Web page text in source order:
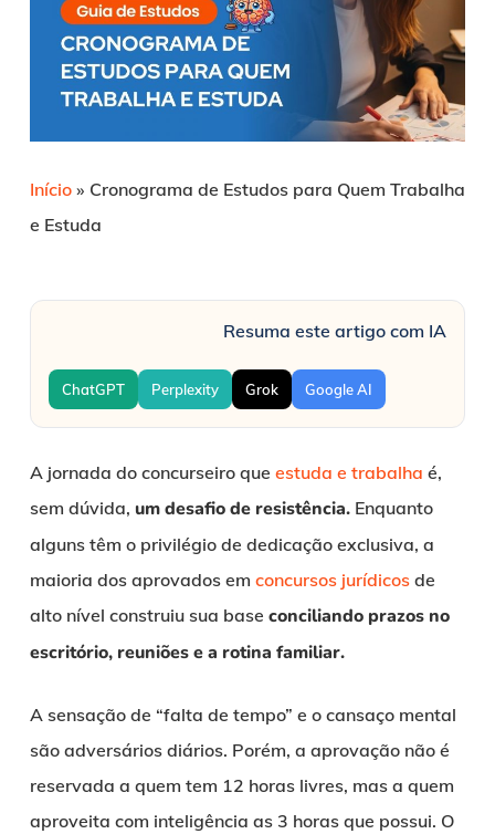
Início» Cronograma de Estudos para Quem Trabalha
e Estuda
Resuma este artigo com IA
ChatGPT Perplexity Grok Google AI
A jornada do concurseiro que estuda e trabalha é,
sem dúvida, um desafio de resistência. Enquanto
alguns têm o privilégio de dedicação exclusiva, a
maioria dos aprovados em concursos jurídicosde
alto nível construiu sua base conciliando prazos no
escritório, reuniões e a rotina familiar.
A sensação de “falta de tempo” e o cansaço mental
são adversários diários. Porém, a aprovação não é
reservada a quem tem 12 horas livres, mas a quem
aproveita com inteligência as 3 horas que possui. O